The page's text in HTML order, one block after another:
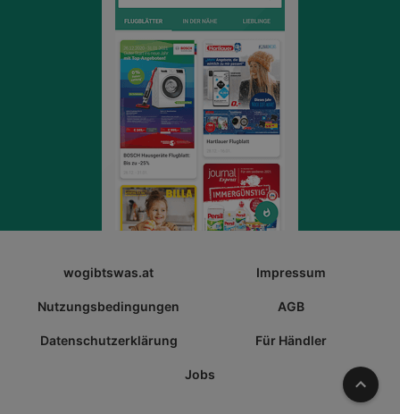
wogibtswas.at Impressum
Nutzungsbedingungen AGB
Datenschutzerklärung Für Händler
Jobs Nach